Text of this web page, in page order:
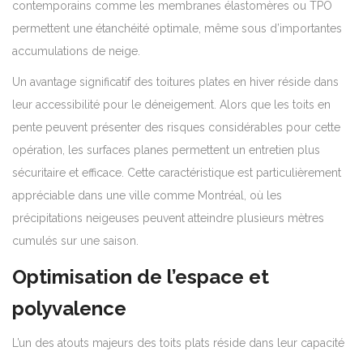
contemporains comme les membranes élastomères ou TPO
permettent une étanchéité optimale, même sous d’importantes
accumulations de neige.
Un avantage significatif des toitures plates en hiver réside dans
leur accessibilité pour le déneigement. Alors que les toits en
pente peuvent présenter des risques considérables pour cette
opération, les surfaces planes permettent un entretien plus
sécuritaire et efficace. Cette caractéristique est particulièrement
appréciable dans une ville comme Montréal, où les
précipitations neigeuses peuvent atteindre plusieurs mètres
cumulés sur une saison.
Optimisation de l’espace et
polyvalence
L’un des atouts majeurs des toits plats réside dans leur capacité